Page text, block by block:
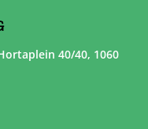
40/40, 1060